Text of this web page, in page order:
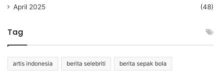
April 2025
(48)
Tag
artis indonesia berita selebriti berita sepak bola